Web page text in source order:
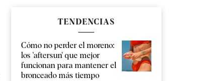
TENDENCIAS
Cómo no perder el moreno:
los 'aftersun' que mejor
funcionan para mantener el
bronceado más tiempo